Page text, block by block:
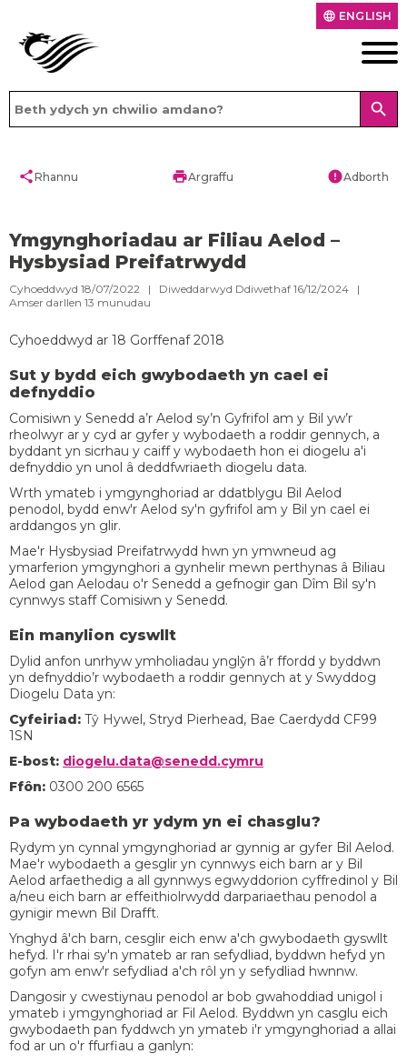
language ENGLISH
search
shareRhannu printArgraffu errorAdborth
Ymgynghoriadau ar Filiau Aelod –
Hysbysiad Preifatrwydd
Cyhoeddwyd 18/07/2022 | Diweddarwyd Ddiwethaf 16/12/2024 |
Amser darllen 13 munudau
Cyhoeddwyd ar 18 Gorffenaf 2018
Sut y bydd eich gwybodaeth yn cael ei
defnyddio
Comisiwn y Senedd a’r Aelod sy’n Gyfrifol am y Bil yw’r
rheolwyr ar y cyd ar gyfer y wybodaeth a roddir gennych, a
byddant yn sicrhau y caiff y wybodaeth hon ei diogelu a'i
defnyddio yn unol â deddfwriaeth diogelu data.
Wrth ymateb i ymgynghoriad ar ddatblygu Bil Aelod
penodol, bydd enw'r Aelod sy'n gyfrifol am y Bil yn cael ei
arddangos yn glir.
Mae'r Hysbysiad Preifatrwydd hwn yn ymwneud ag
ymarferion ymgynghori a gynhelir mewn perthynas â Biliau
Aelod gan Aelodau o'r Senedd a gefnogir gan Dîm Bil sy'n
cynnwys staff Comisiwn y Senedd.
Ein manylion cyswllt
Dylid anfon unrhyw ymholiadau ynglŷn â’r ffordd y byddwn
yn defnyddio’r wybodaeth a roddir gennych at y Swyddog
Diogelu Data yn:
Cyfeiriad: Tŷ Hywel, Stryd Pierhead, Bae Caerdydd CF99
1SN
E-bost: diogelu.data@senedd.cymru
Ffôn: 0300 200 6565
Pa wybodaeth yr ydym yn ei chasglu?
Rydym yn cynnal ymgynghoriad ar gynnig ar gyfer Bil Aelod.
Mae'r wybodaeth a gesglir yn cynnwys eich barn ar y Bil
Aelod arfaethedig a all gynnwys egwyddorion cyffredinol y Bil
a/neu eich barn ar effeithiolrwydd darpariaethau penodol a
gynigir mewn Bil Drafft.
Ynghyd â'ch barn, cesglir eich enw a'ch gwybodaeth gyswllt
hefyd. I'r rhai sy'n ymateb ar ran sefydliad, byddwn hefyd yn
gofyn am enw'r sefydliad a'ch rôl yn y sefydliad hwnnw.
Dangosir y cwestiynau penodol ar bob gwahoddiad unigol i
ymateb i ymgynghoriad ar Fil Aelod. Byddwn yn casglu eich
gwybodaeth pan fyddwch yn ymateb i'r ymgynghoriad a allai
fod ar un o'r ffurfiau a ganlyn: